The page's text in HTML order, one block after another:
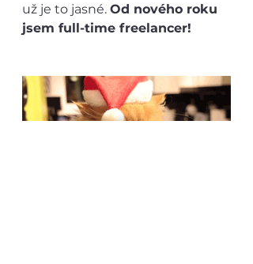
už je to jasné. Od nového roku
jsem full-time freelancer!